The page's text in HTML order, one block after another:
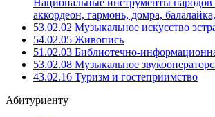
Национальные инструменты народов
аккордеон, гармонь, домра,
53.02.02 Музыкальное искусство
54.02.05 Живопись
51.02.03 Библиотечно-
53.02.08 Музыкальное
43.02.16 Туризм и гостеприимство
Абитуриенту